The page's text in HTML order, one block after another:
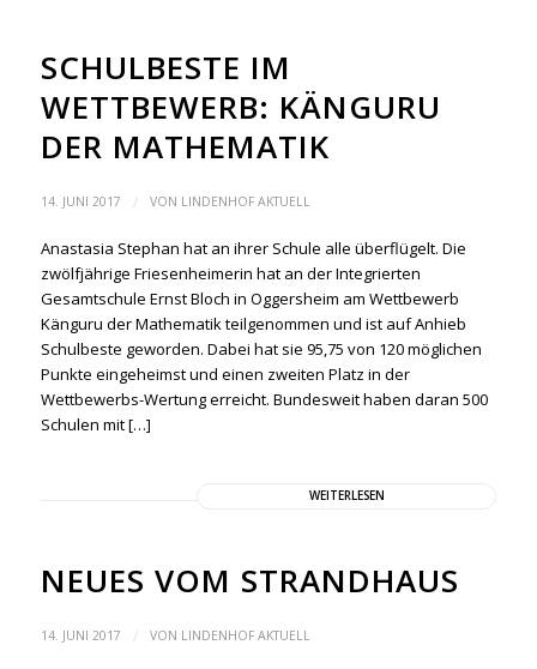
SCHULBESTE IM
WETTBEWERB: KÄNGURU
DER MATHEMATIK
14. JUNI 2017 / VON LINDENHOF AKTUELL
Anastasia Stephan hat an ihrer Schule alle überflügelt. Die
zwölfjährige Friesenheimerin hat an der Integrierten
Gesamtschule Ernst Bloch in Oggersheim am Wettbewerb
Känguru der Mathematik teilgenommen und ist auf Anhieb
Schulbeste geworden. Dabei hat sie 95,75 von 120 möglichen
Punkte eingeheimst und einen zweiten Platz in der
Wettbewerbs-Wertung erreicht. Bundesweit haben daran 500
Schulen mit […]
WEITERLESEN
NEUES VOM STRANDHAUS
14. JUNI 2017 / VON LINDENHOF AKTUELL